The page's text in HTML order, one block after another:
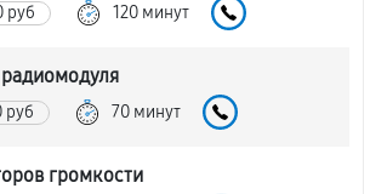
руб 120 минут
руб 70 минут
громкости